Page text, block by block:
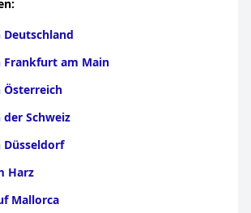
Frankfurt am Main
Österreich
Schweiz
Düsseldorf
Harz
Mallorca